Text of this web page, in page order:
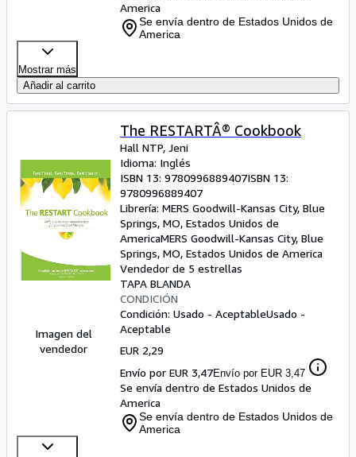
America
Se envía dentro de Estados Unidos de
America
Mostrar más
Añadir al carrito
Imagen del
vendedor
The RESTARTÂ® Cookbook
Hall NTP, Jeni
Idioma: Inglés
ISBN 13: 9780996889407ISBN 13:
9780996889407
Librería: MERS Goodwill-Kansas City, Blue
Springs, MO, Estados Unidos de
AmericaMERS Goodwill-Kansas City, Blue
Springs, MO, Estados Unidos de America
Vendedor de 5 estrellas
TAPA BLANDA
CONDICIÓN
Condición: Usado - AceptableUsado -
Aceptable
EUR 2,29
Envío por EUR 3,47Envío por EUR 3,47
Se envía dentro de Estados Unidos de
America
Se envía dentro de Estados Unidos de
America